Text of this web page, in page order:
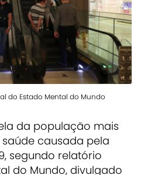
do Estado Mental do Mundo
da população mais
causada pela
segundo relatório
do Mundo, divulgado